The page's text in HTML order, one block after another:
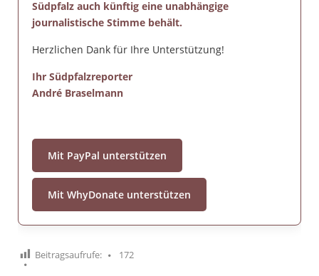
Südpfalz auch künftig eine unabhängige
journalistische Stimme behält.
Herzlichen Dank für Ihre Unterstützung!
Ihr Südpfalzreporter
André Braselmann
Mit PayPal unterstützen
Mit WhyDonate unterstützen
Beitragsaufrufe: 172